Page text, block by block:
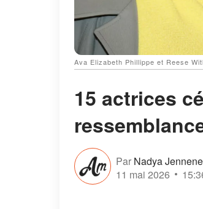
Ava Elizabeth Phillippe et Reese
15 actrices
Par Nadya Jennene
11 mai 2026